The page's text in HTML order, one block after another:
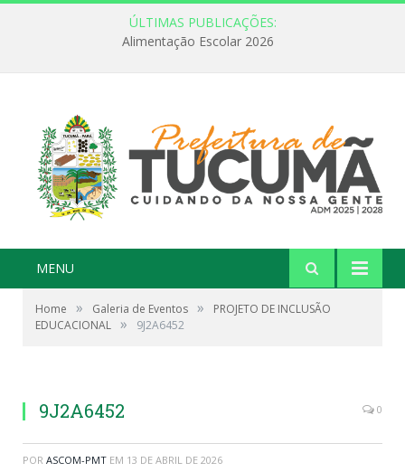
ÚLTIMAS PUBLICAÇÕES:
Alimentação Escolar 2026
MENU
Home » Galeria de Eventos »
PROJETO DE INCLUSÃO
EDUCACIONAL » 9J2A6452
9J2A6452 0
POR ASCOM-PMT EM 13 DE ABRIL DE 2026